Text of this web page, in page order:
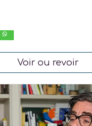
Voir ou revoir